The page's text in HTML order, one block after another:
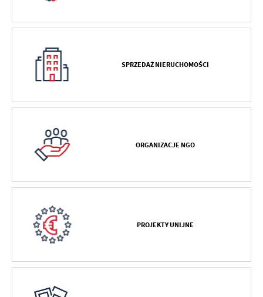
SPRZEDAŻ NIERUCHOMOŚCI
ORGANIZACJE NGO
PROJEKTY UNIJNE